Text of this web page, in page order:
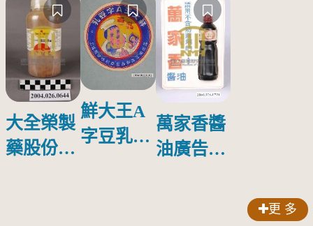
大全榮製
藥股份有
鮮大王A
字豆乳罐
萬家香醬
油廣告塑
更 多